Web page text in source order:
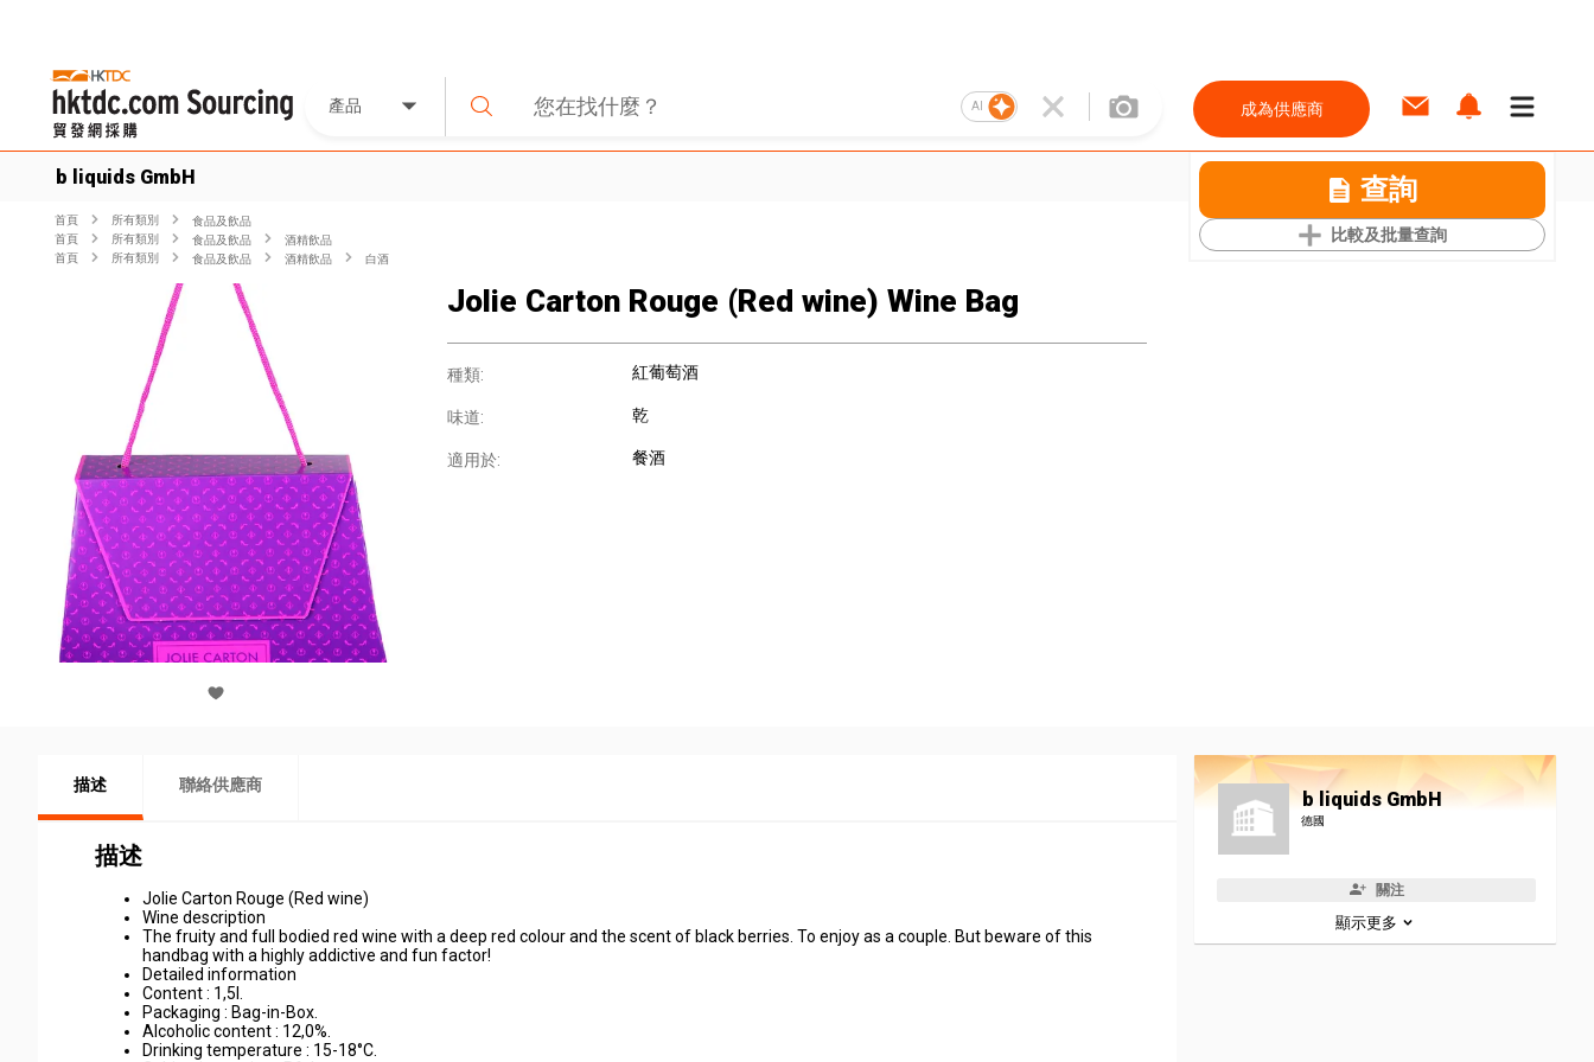
產品 AI 成為供應商
b liquids GmbH 查詢
比較及批量查詢
首頁 所有類別
食品及飲品
首頁
所有類別 食品及飲品
酒精飲品
首頁
所有類別 食品及飲品 酒精飲品 白酒
Jolie Carton Rouge (Red wine) Wine Bag
種類: 紅葡萄酒
味道: 乾
適用於: 餐酒
描述 聯絡供應商
描述
Jolie Carton Rouge (Red wine)
Wine description
The fruity and full bodied red wine with a deep red colour and the scent of black berries. To enjoy as a couple. But beware of this
handbag with a highly addictive and fun factor!
Detailed information
Content : 1,5l.
Packaging : Bag-in-Box.
Alcoholic content : 12,0%.
Drinking temperature : 15-18°C.
b liquids GmbH
德國
關注
顯示更多